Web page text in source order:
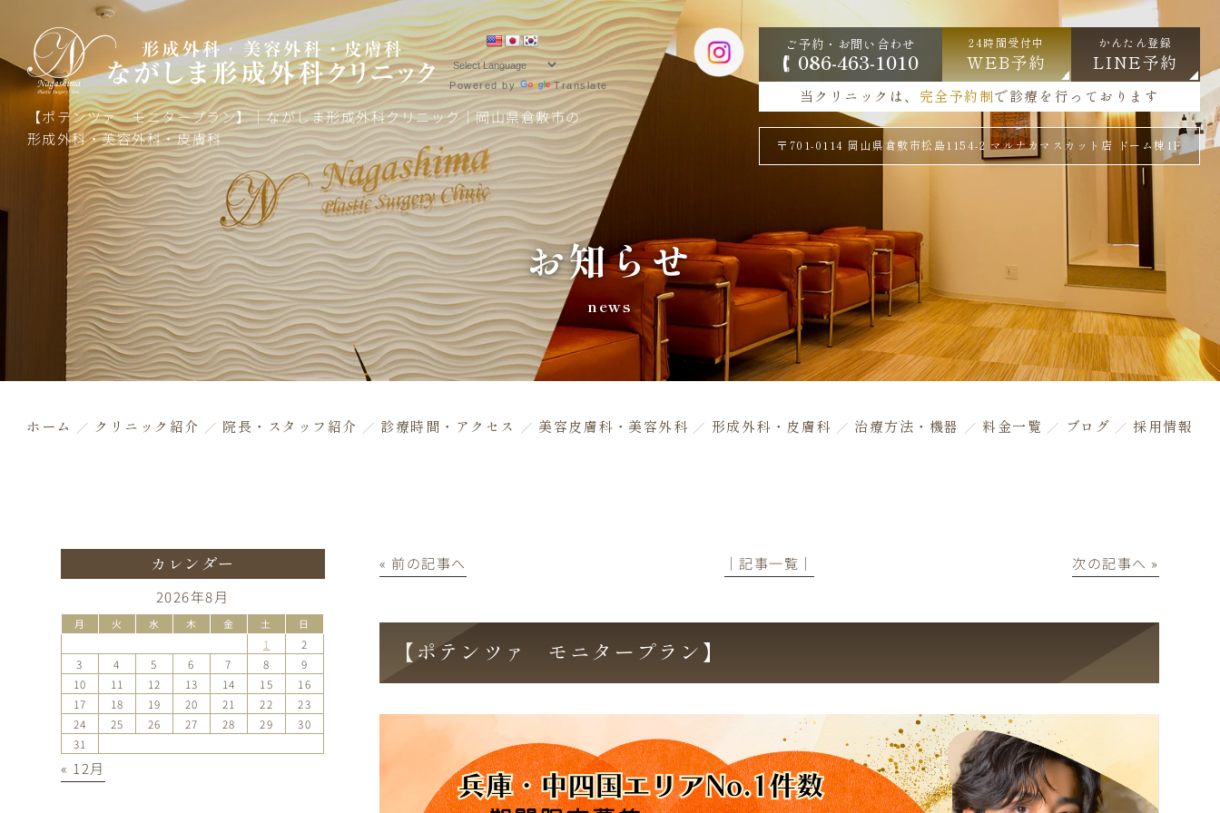
Powered by Translate
【ポテンツァ モニタープラン】｜ながしま形成外科クリニック｜岡山県倉敷市の
形成外科・美容外科・皮膚科
ご予約・お問い合わせ
086-463-1010
24時間受付中
WEB予約
かんたん登録
LINE予約
当クリニックは、 完全予約制 で診療を行っております
〒701-0114 岡山県倉敷市松島1154-2 マルナカマスカット店 ドーム棟1F
お知らせ
news
ホーム クリニック紹介 院長・スタッフ紹介 診療時間・アクセス 美容皮膚科・美容外科 形成外科・皮膚科 治療方法・機器 料金一覧 ブログ 採用情報
« 前の記事へ │記事一覧│ 次の記事へ »
【ポテンツァ モニタープラン】
カレンダー
2026年8月
月 火 水 木 金 土 日
« 12月
1
2
3
4 5 6 7 8
9
10
11 12 13 14 15
16
17
18 19 20 21 22
23
24
25 26 27 28 29
30
31